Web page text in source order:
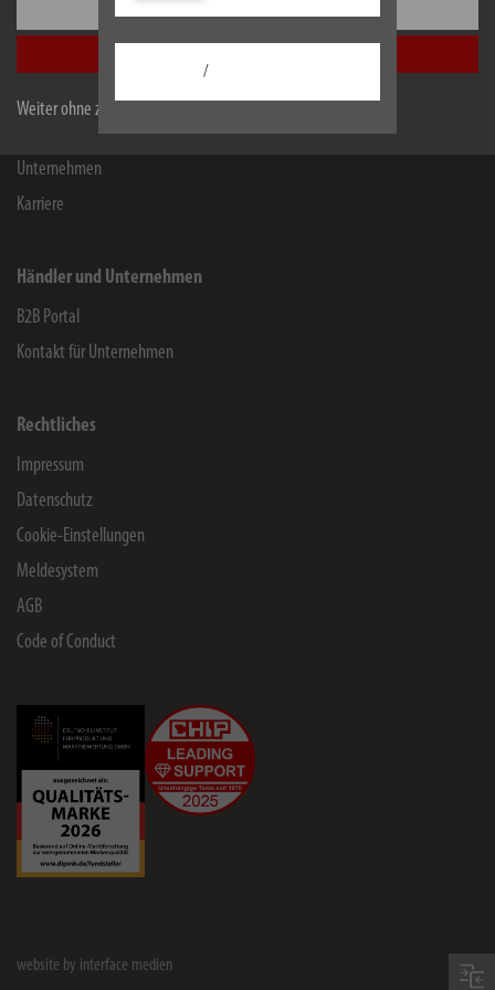
Weiter ohne zu akzeptieren
/
Kontakt für Endverbraucher
Herstellergarantie
Unternehmen
Karriere
Händler und Unternehmen
B2B Portal
Kontakt für Unternehmen
Rechtliches
Impressum
Datenschutz
Cookie-Einstellungen
Meldesystem
AGB
Code of Conduct
website by interface medien